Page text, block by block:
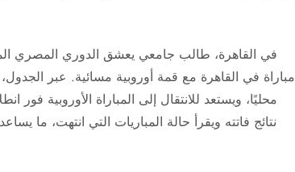
في القاهرة، طالب جامعي يعشق الدوري المصري
مباراة في القاهرة مع قمة أوروبية مسائية. عبر
محليًا، ويستعد للانتقال إلى المباراة الأوروبية
نتائج فاتته ويقرأ حالة المباريات التي انتهت،